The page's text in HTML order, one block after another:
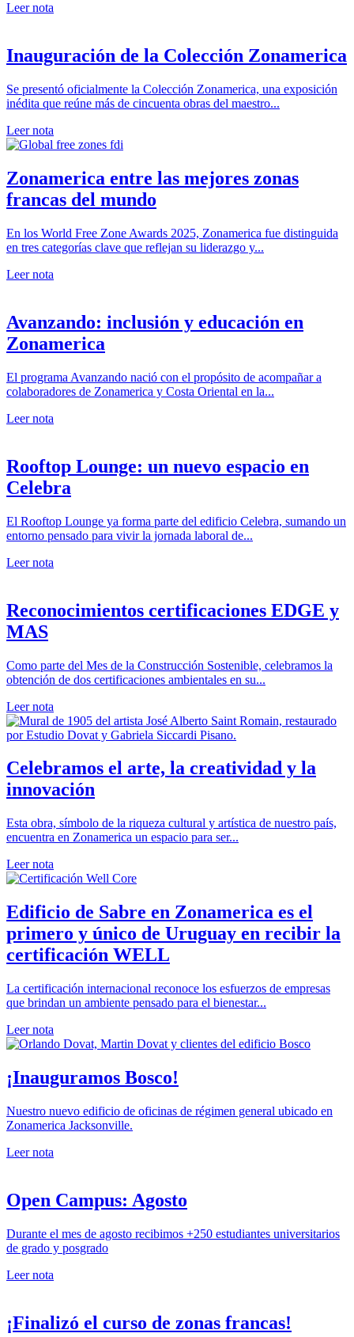
Leer nota
Inauguración de la Colección Zonamerica
Se presentó oficialmente la Colección Zonamerica, una exposición
inédita que reúne más de cincuenta obras del maestro...
Leer nota
Zonamerica entre las mejores zonas
francas del mundo
En los World Free Zone Awards 2025, Zonamerica fue distinguida
en tres categorías clave que reflejan su liderazgo y...
Leer nota
Avanzando: inclusión y educación en
Zonamerica
El programa Avanzando nació con el propósito de acompañar a
colaboradores de Zonamerica y Costa Oriental en la...
Leer nota
Rooftop Lounge: un nuevo espacio en
Celebra
El Rooftop Lounge ya forma parte del edificio Celebra, sumando un
entorno pensado para vivir la jornada laboral de...
Leer nota
Reconocimientos certificaciones EDGE y
MAS
Como parte del Mes de la Construcción Sostenible, celebramos la
obtención de dos certificaciones ambientales en su...
Leer nota
Celebramos el arte, la creatividad y la
innovación
Esta obra, símbolo de la riqueza cultural y artística de nuestro país,
encuentra en Zonamerica un espacio para ser...
Leer nota
Edificio de Sabre en Zonamerica es el
primero y único de Uruguay en recibir la
certificación WELL
La certificación internacional reconoce los esfuerzos de empresas
que brindan un ambiente pensado para el bienestar...
Leer nota
¡Inauguramos Bosco!
Nuestro nuevo edificio de oficinas de régimen general ubicado en
Zonamerica Jacksonville.
Leer nota
Open Campus: Agosto
Durante el mes de agosto recibimos +250 estudiantes universitarios
de grado y posgrado
Leer nota
¡Finalizó el curso de zonas francas!